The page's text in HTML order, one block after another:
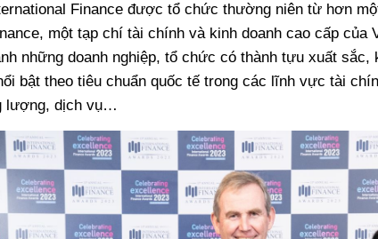
Finance được tổ chức thường niên từ hơn
một tạp chí tài chính và kinh doanh cao cấp của
những doanh nghiệp, tổ chức có thành tựu xuất sắc,
bật theo tiêu chuẩn quốc tế trong các lĩnh vực tài
lượng, dịch vụ…